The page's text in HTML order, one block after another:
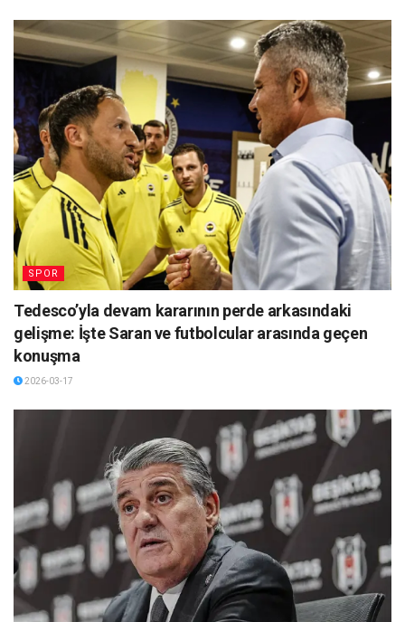
SPOR
Tedesco’yla devam kararının perde arkasındaki
gelişme: İşte Saran ve futbolcular arasında geçen
konuşma
2026-03-17